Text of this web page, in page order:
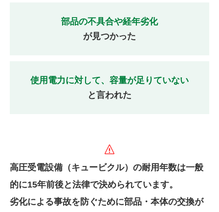
部品の不具合や経年劣化
が見つかった
使用電力に対して、容量が足りていない
と言われた
高圧受電設備（キュービクル）の耐用年数は一般
的に15年前後と法律で決められています。
劣化による事故を防ぐために部品・本体の交換が